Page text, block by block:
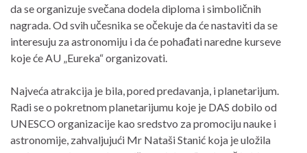
da se organizuje svečana dodela diploma i simboličnih
nagrada. Od svih učesnika se očekuje da će nastaviti da se
interesuju za astronomiju i da će pohađati naredne kurseve
koje će AU „Eureka“ organizovati.
Najveća atrakcija je bila, pored predavanja, i planetarijum.
Radi se o pokretnom planetarijumu koje je DAS dobilo od
UNESCO organizacije kao sredstvo za promociju nauke i
astronomije, zahvaljujući Mr Nataši Stanić koja je uložila